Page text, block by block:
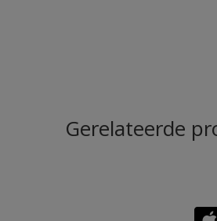
Gerelateerde